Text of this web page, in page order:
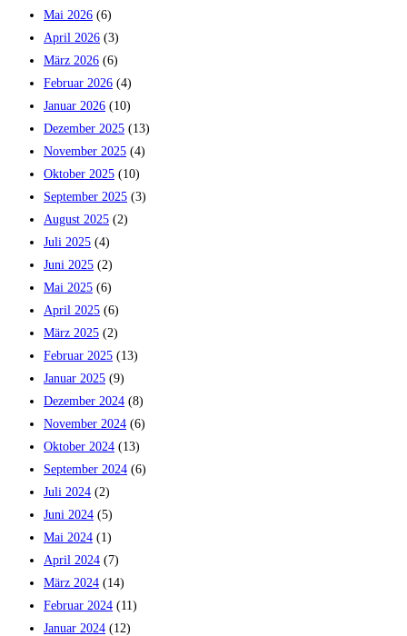
Mai 2026 (6)
April 2026 (3)
März 2026 (6)
Februar 2026 (4)
Januar 2026 (10)
Dezember 2025 (13)
November 2025 (4)
Oktober 2025 (10)
September 2025 (3)
August 2025 (2)
Juli 2025 (4)
Juni 2025 (2)
Mai 2025 (6)
April 2025 (6)
März 2025 (2)
Februar 2025 (13)
Januar 2025 (9)
Dezember 2024 (8)
November 2024 (6)
Oktober 2024 (13)
September 2024 (6)
Juli 2024 (2)
Juni 2024 (5)
Mai 2024 (1)
April 2024 (7)
März 2024 (14)
Februar 2024 (11)
Januar 2024 (12)